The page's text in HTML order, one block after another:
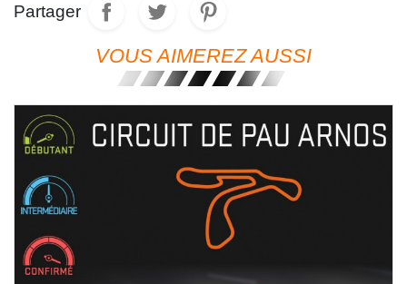
Partager
VOUS AIMEREZ AUSSI